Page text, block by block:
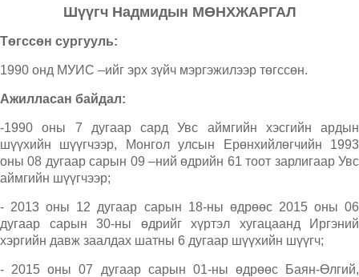
Шүүгч Надмидын МӨНХЖАРГАЛ
Төгссөн сургууль:
1990 онд МУИС –ийг эрх зүйч мэргэжилээр төгссөн.
Ажилласан байдал:
-1990 оны 7 дугаар сард Увс аймгийн хэсгийн ардын
шүүхийн шүүгчээр, Монгол улсын Ерөнхийлөгчийн 1993
оны 08 дугаар сарын 09 –ний өдрийн 61 тоот зарлигаар Увс
аймгийн шүүгчээр;
- 2013 оны 12 дугаар сарын 18-ны өдрөөс 2015 оны 06
дугаар сарын 30-ны өдрийг хүртэл хугацаанд Иргэний
хэргийн давж заалдах шатны 6 дугаар шүүхийн шүүгч;
- 2015 оны 07 дугаар сарын 01-ны өдрөөс Баян-Өлгий,